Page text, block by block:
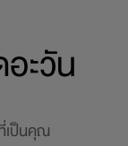
ะวัน
เป็นคุณ